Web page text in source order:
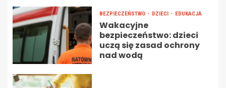
BEZPIECZEŃSTWO DZIECI EDUKACJA
Wakacyjne
bezpieczeństwo: dzieci
uczą się zasad ochrony
nad wodą